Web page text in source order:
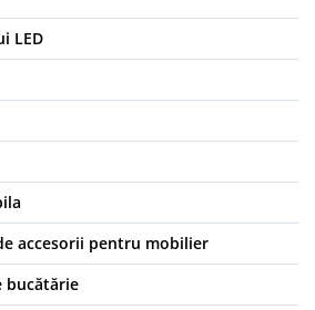
LED
accesorii pentru mobilier
bucătărie